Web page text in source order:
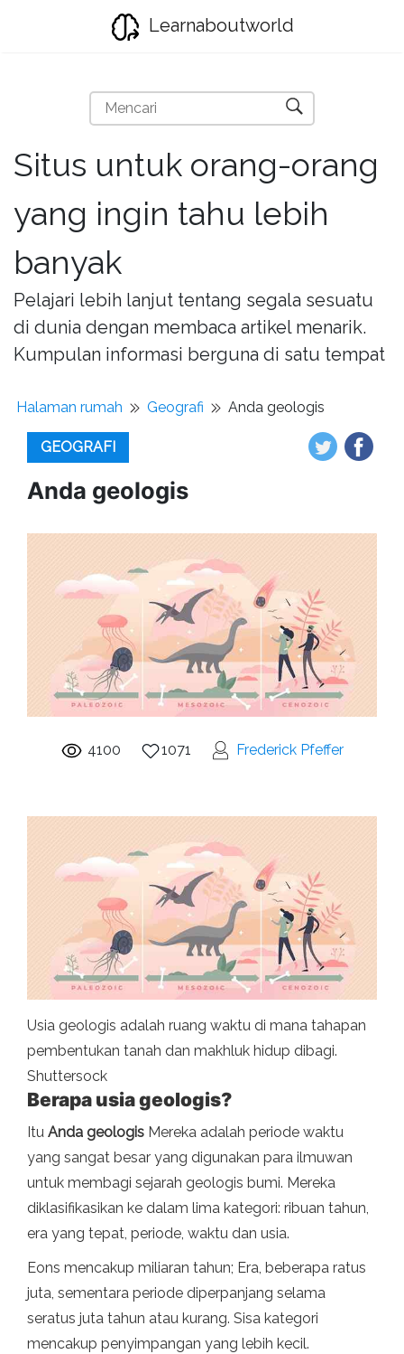
Learnaboutworld
Situs untuk orang-orang
yang ingin tahu lebih
banyak
Pelajari lebih lanjut tentang segala sesuatu
di dunia dengan membaca artikel menarik.
Kumpulan informasi berguna di satu tempat
Halaman rumah Geografi Anda geologis
GEOGRAFI
Anda geologis
4100 1071 Frederick Pfeffer
Usia geologis adalah ruang waktu di mana tahapan
pembentukan tanah dan makhluk hidup dibagi.
Shuttersock
Berapa usia geologis?
Itu Anda geologis Mereka adalah periode waktu
yang sangat besar yang digunakan para ilmuwan
untuk membagi sejarah geologis bumi. Mereka
diklasifikasikan ke dalam lima kategori: ribuan tahun,
era yang tepat, periode, waktu dan usia.
Eons mencakup miliaran tahun; Era, beberapa ratus
juta, sementara periode diperpanjang selama
seratus juta tahun atau kurang. Sisa kategori
mencakup penyimpangan yang lebih kecil.